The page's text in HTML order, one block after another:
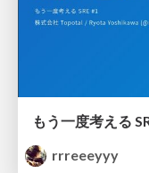
rrreeeyyy